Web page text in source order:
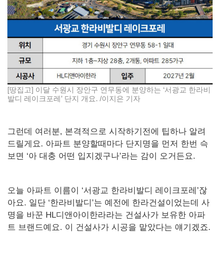
[땅집고] 이달 수원시 장안구 연무동에 분양하는 ‘서광교 한라비
발디 레이크포레’ 단지 개요. /이지은 기자
그런데 여러분, 본격적으로 시작하기전에 팁하나 알려
드릴게요. 아파트 분양할때마다 단지명을 먼저 한번 슥
보면 ‘아 대충 어떤 입지겠구나’라는 감이 오거든요.
오늘 아파트 이름이 ‘서광교 한라비발디 레이크포레’잖
아요. 일단 ‘한라비발디’는 예전에 한라건설이었는데 사
명을 바꾼 HL디앤아이한라라는 건설사가 보유한 아파
트 브랜드예요. 이 건설사가 시공을 맡았다는 얘기겠죠.